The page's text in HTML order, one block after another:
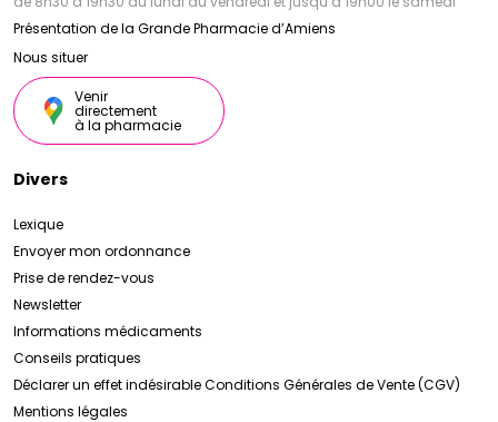
Présentation de la Grande Pharmacie d’Amiens
Nous situer
Venir
directement
à la pharmacie
Divers
Lexique
Envoyer mon ordonnance
Prise de rendez-vous
Newsletter
Informations médicaments
Conseils pratiques
Déclarer un effet indésirableConditions Générales de Vente (CGV)
Mentions légales